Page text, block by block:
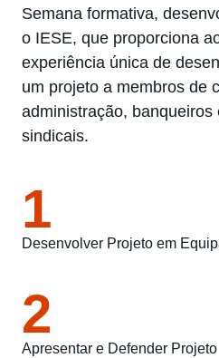
Semana formativa,
o IESE, que proporciona
experiência única de
um projeto a membros de
administração, banqueiros
sindicais.
1
Desenvolver Projeto em
2
Apresentar e Defender Projeto